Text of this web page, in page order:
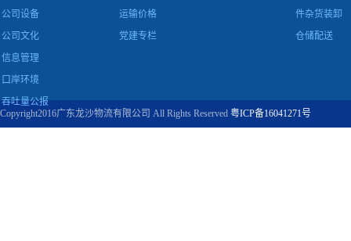
公司设备
公司文化
信息管理
口岸环境
吞吐量公报
运输价格
党建专栏
件杂货装卸
仓储配送
Copyright2016广东龙沙物流有限公司 All Rights Reserved 粤ICP备16041271号